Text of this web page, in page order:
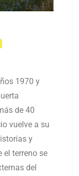
1970 y
de 40
vuelve a su
y
el terreno se
del